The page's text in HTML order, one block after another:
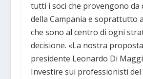
tutti i soci che provengono da
della Campania e soprattutto
che sono al centro di ogni
decisione. «La nostra
presidente Leonardo Di
Investire sui professionisti